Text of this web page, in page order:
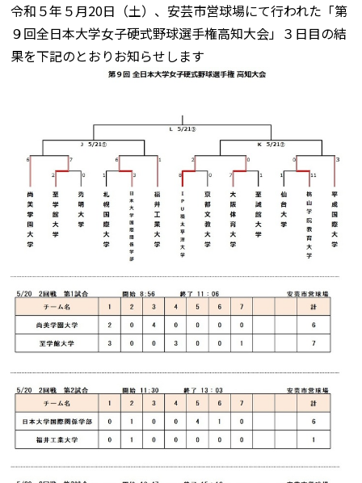
令和５年５月20日（土）、安芸市営球場にて行われた「第
９回全日本大学女子硬式野球選手権高知大会」３日目の結
果を下記のとおりお知らせします